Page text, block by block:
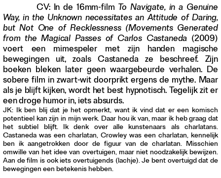
CV: In de 16mm-film To Navigate, in a Genuine
Way, in the Unknown necessitates an Attitude of Daring,
but Not One of Recklessness (Movements Generated
from the Magical Passes of Carlos Castaneda (2009)
voert een mimespeler met zijn handen magische
bewegingen uit, zoals Castaneda ze beschreef. Zijn
boeken bleken later geen waargebeurde verhalen. De
sobere film in zwart-wit doorprikt ergens de mythe. Maar
als je blijft kijken, wordt het best hypnotisch. Tegelijk zit er
een droge humor in, iets absurds.
JK: Ik ben blij dat je het opmerkt, want ik vind dat er een komisch
potentieel kan zijn in mijn werk. Daar hou ik van, maar ik heb graag dat
het subtiel blijft. Ik denk over alle kunstenaars als charlatans.
Castaneda was een charlatan, Crowley was een charlatan, kennelijk
ben ik aangetrokken door de figuur van de charlatan. Misschien
omwille van het idee van overtuigen, maar niet noodzakelijk bewijzen.
Aan de film is ook iets overtuigends (lachje). Je bent overtuigd dat de
bewegingen een betekenis hebben.